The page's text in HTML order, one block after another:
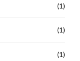
(1)
(1)
(1)